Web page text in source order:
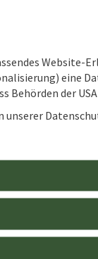
Website-
eine
Behörden der